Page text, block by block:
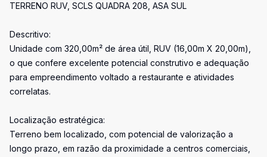
TERRENO RUV, SCLS QUADRA 208, ASA SUL
Descritivo:
Unidade com 320,00m² de área útil, RUV (16,00m X 20,00m),
o que confere excelente potencial construtivo e adequação
para empreendimento voltado a restaurante e atividades
correlatas.
Localização estratégica:
Terreno bem localizado, com potencial de valorização a
longo prazo, em razão da proximidade a centros comerciais,